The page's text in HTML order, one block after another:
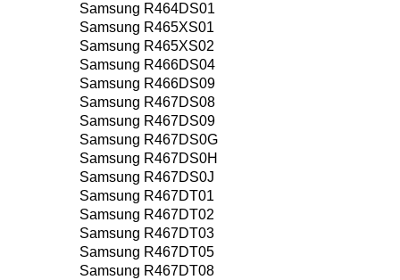
Samsung R464DS01
Samsung R465XS01
Samsung R465XS02
Samsung R466DS04
Samsung R466DS09
Samsung R467DS08
Samsung R467DS09
Samsung R467DS0G
Samsung R467DS0H
Samsung R467DS0J
Samsung R467DT01
Samsung R467DT02
Samsung R467DT03
Samsung R467DT05
Samsung R467DT08